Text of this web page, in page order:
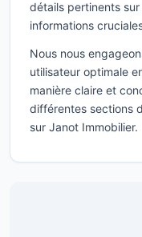
détails pertinents
informations
Nous nous
utilisateur optimale
manière claire et
différentes sections
sur Janot Immobilier.